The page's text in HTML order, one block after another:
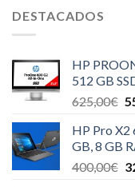
DESTACADOS
HP
512 GB
625,00€
HP Pro X2
GB, 8 GB
400,00€